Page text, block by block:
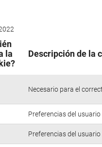
la
Descripción de la
Necesario para el
Preferencias del
Preferencias del